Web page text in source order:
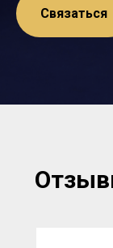
Связаться